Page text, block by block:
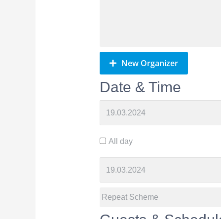
New Organizer
Date & Time
All day